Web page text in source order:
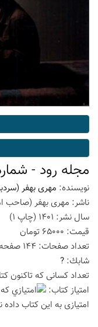
مجله رود - شماره
نویسنده: مهری بهفر
ناشر: مهری بهفر (صاحب
سال نشر: 1401 (چاپ 1
)
قیمت: 65000 تومان
تعداد صفحات: 144 صفحه
شابك: ?
تعداد كسانی كه تاكنون كتاب
امتیاز كتاب:
امتیازی به این كتاب